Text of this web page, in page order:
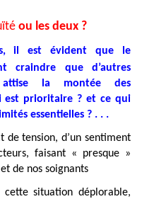
ou les deux ?
il est évident que le
craindre que d’autres
la montée des
est prioritaire ? et ce qui
essentielles ? . . .
de tension, d’un sentiment
faisant « presque »
de nos soignants
situation déplorable,